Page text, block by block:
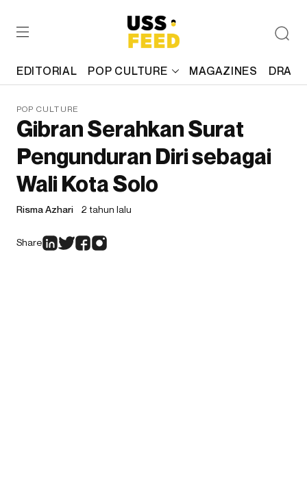
EDITORIAL POP CULTURE MAGAZINES
POP CULTURE
Gibran Serahkan Surat
Pengunduran Diri sebagai
Wali Kota Solo
Risma Azhari 2 tahun lalu
Share